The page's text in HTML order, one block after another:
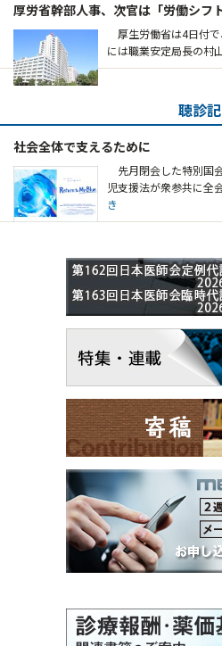
厚労省幹部人事、次官は「労働シフ
厚生労働省は4日付
には職業安定局長の村
聴診記
社会全体で支えるために
先月閉会した特別国
児支援法が衆参共に全
き